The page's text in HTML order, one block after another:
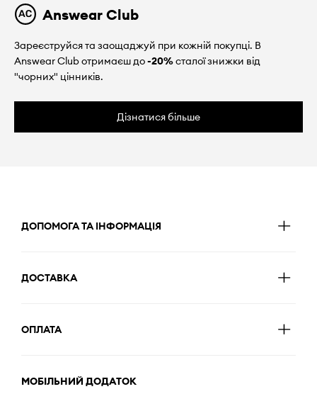
Answear Club
Зареєструйся та заощаджуй при кожній покупці. В
Answear Club отримаєш до-20%сталої знижки від
"чорних" цінників.
Дізнатися більше
ДОПОМОГА ТА ІНФОРМАЦІЯ
ДОСТАВКА
ОПЛАТА
МОБІЛЬНИЙ ДОДАТОК